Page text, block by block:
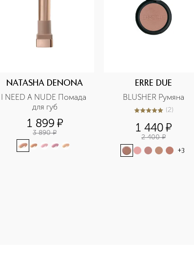
NATASHA DENONA
I NEED A NUDE Помада
для губ
1 899 ¤
3 890 ¤
ERRE DUE
BLUSHER Румяна
5из 52 (2)
1 440¤
2 400 ¤
+3